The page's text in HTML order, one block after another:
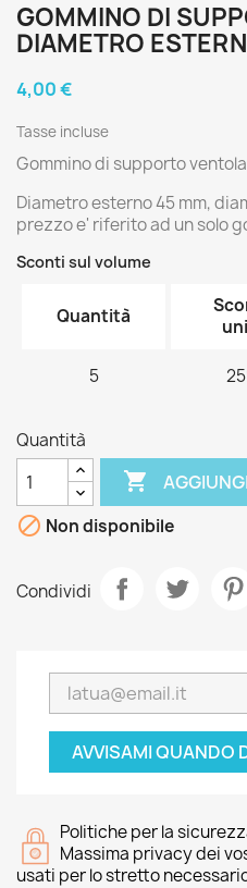
GOMMINO DI
DIAMETRO
4,00 €
Tasse incluse
Gommino di supporto
Diametro esterno 45 mm,
prezzo e' riferito ad un solo
Sconti sul volume
Quantità
5
Quantità

 Non disponibile
Condividi
AVVISAMI QUANDO
Politiche per la
Massima privacy dei
usati per lo stretto